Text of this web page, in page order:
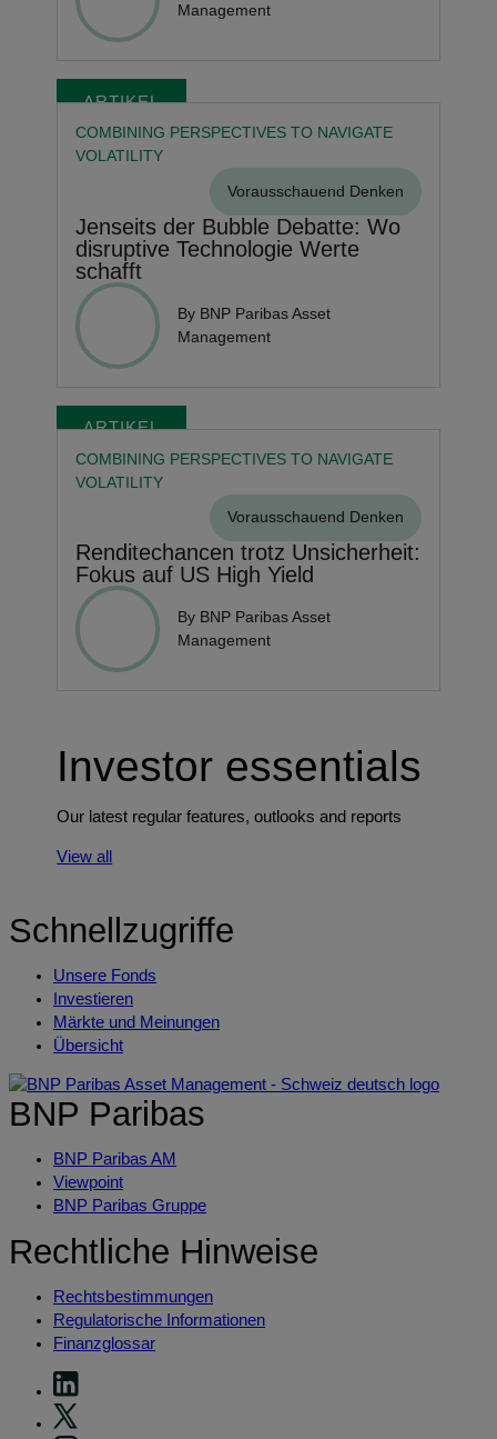
Management
ARTIKEL
COMBINING PERSPECTIVES TO NAVIGATE
VOLATILITY
Vorausschauend Denken
Jenseits der Bubble Debatte: Wo
disruptive Technologie Werte
schafft
By BNP Paribas Asset
Management
ARTIKEL
COMBINING PERSPECTIVES TO NAVIGATE
VOLATILITY
Vorausschauend Denken
Renditechancen trotz Unsicherheit:
Fokus auf US High Yield
By BNP Paribas Asset
Management
Investor essentials
Our latest regular features, outlooks and reports
View all
Schnellzugriffe
Unsere Fonds
Investieren
Märkte und Meinungen
Übersicht
BNP Paribas
BNP Paribas AM
Viewpoint
BNP Paribas Gruppe
Rechtliche Hinweise
Rechtsbestimmungen
Regulatorische Informationen
Finanzglossar